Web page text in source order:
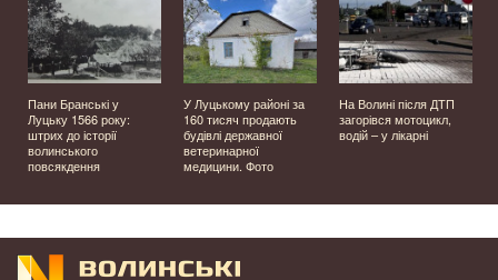
Пани Бранські у
Луцьку 1566 року:
штрих до історії
волинського
повсякдення
У Луцькому районі за
160 тисяч продають
будівлі державної
ветеринарної
медицини. Фото
На Волині після ДТП
загорівся мотоцикл,
водій – у лікарні